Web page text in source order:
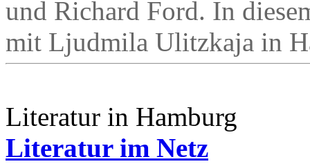
und Richard Ford. In
mit Ljudmila Ulitzkaja in
Literatur in Hamburg
Literatur im Netz